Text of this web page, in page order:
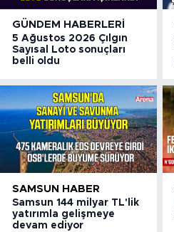
GÜNDEM HABERLERI
5 Ağustos 2026 Çılgın
Sayısal Loto sonuçları
belli oldu
SAMSUN HABER
Samsun 144 milyar TL'lik
yatırımla gelişmeye
devam ediyor